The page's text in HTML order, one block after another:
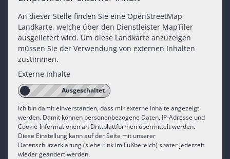
An dieser Stelle finden Sie eine OpenStreetMap
Landkarte, welche über den Dienstleister MapTiler
ausgeliefert wird. Um diese Landkarte anzuzeigen
müssen Sie der Verwendung von externen Inhalten
zustimmen.
Externe Inhalte
Ich bin damit einverstanden, dass mir externe Inhalte angezeigt
werden. Damit können personenbezogene Daten, IP-Adresse und
Cookie-Informationen an Drittplattformen übermittelt werden.
Diese Einstellung kann auf der Seite mit unserer
Datenschutzerklärung (siehe Link im Fußbereich) später jederzeit
wieder geändert werden.